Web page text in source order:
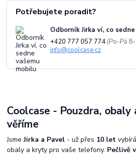
Potřebujete poradit?
Odborník Jirka ví, co
+420 777 057 774 (Po-Pá
info@coolcase.cz
Coolcase - Pouzdra,
věříme
JsmeJirka a Pavel - už přes 10 let
obaly a kryty pro vaše telefony. Pečlivě